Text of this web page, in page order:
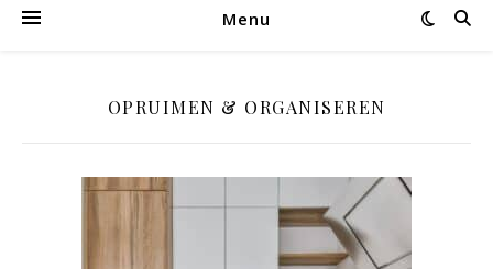
Menu
OPRUIMEN & ORGANISEREN